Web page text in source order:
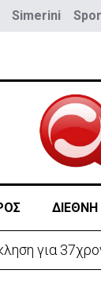
Simerini
ΔΙΕΘΝΗ
για